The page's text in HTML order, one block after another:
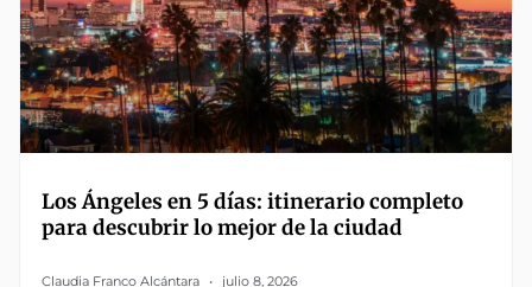
Los Ángeles en 5 días: itinerario completo
para descubrir lo mejor de la ciudad
Claudia Franco Alcántara julio 8, 2026